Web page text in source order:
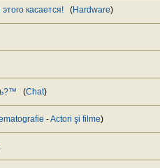
касается! (Hardware)
(Chat)
-Actori şi filme)